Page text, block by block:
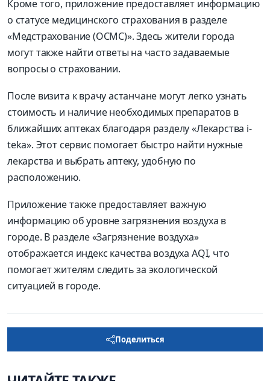
Кроме того, приложение предоставляет информацию
о статусе медицинского страхования в разделе
«Медстрахование (ОСМС)». Здесь жители города
могут также найти ответы на часто задаваемые
вопросы о страховании.
После визита к врачу астанчане могут легко узнать
стоимость и наличие необходимых препаратов в
ближайших аптеках благодаря разделу «Лекарства i-
tekа». Этот сервис помогает быстро найти нужные
лекарства и выбрать аптеку, удобную по
расположению.
Приложение также предоставляет важную
информацию об уровне загрязнения воздуха в
городе. В разделе «Загрязнение воздуха»
отображается индекс качества воздуха AQI, что
помогает жителям следить за экологической
ситуацией в городе.
Поделиться